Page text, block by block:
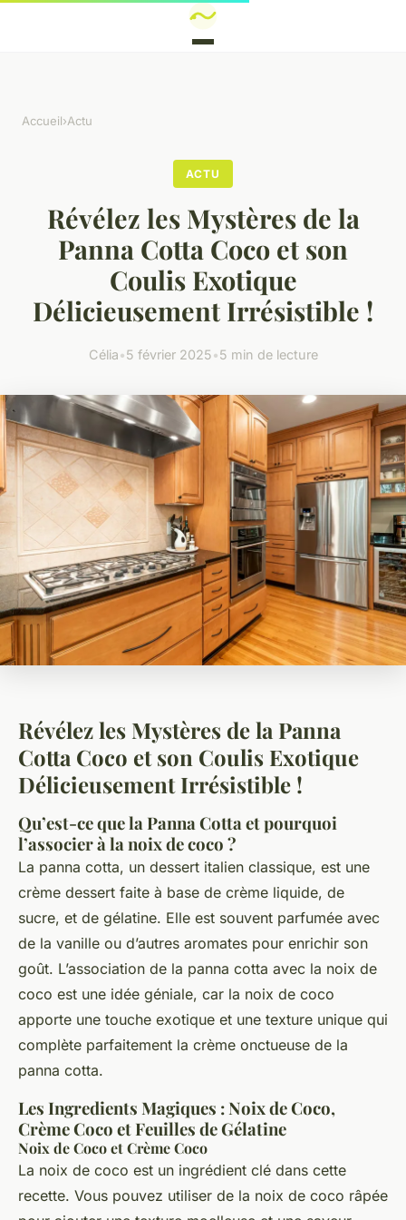
Accueil›Actu
ACTU
Révélez les Mystères de la
Panna Cotta Coco et son
Coulis Exotique
Délicieusement Irrésistible !
Célia•5 février 2025•5 min de lecture
Révélez les Mystères de la Panna
Cotta Coco et son Coulis Exotique
Délicieusement Irrésistible !
Qu’est-ce que la Panna Cotta et pourquoi
l’associer à la noix de coco ?
La panna cotta, un dessert italien classique, est une
crème dessert faite à base de crème liquide, de
sucre, et de gélatine. Elle est souvent parfumée avec
de la vanille ou d’autres aromates pour enrichir son
goût. L’association de la panna cotta avec la noix de
coco est une idée géniale, car la noix de coco
apporte une touche exotique et une texture unique qui
complète parfaitement la crème onctueuse de la
panna cotta.
Les Ingredients Magiques : Noix de Coco,
Crème Coco et Feuilles de Gélatine
Noix de Coco et Crème Coco
La noix de coco est un ingrédient clé dans cette
recette. Vous pouvez utiliser de la noix de coco râpée